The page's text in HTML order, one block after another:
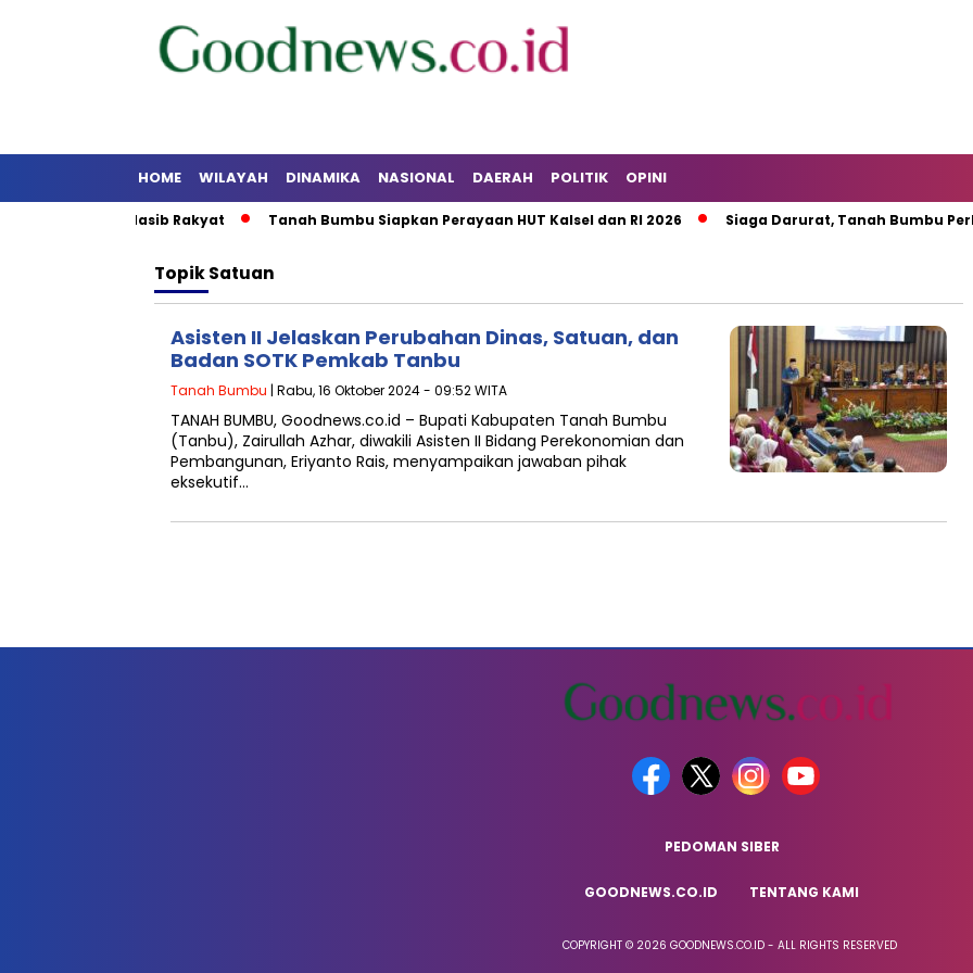
HOME WILAYAH DINAMIKA NASIONAL DAERAH POLITIK OPINI
yang Lupa Nasib Rakyat Tanah Bumbu Siapkan Perayaan HUT Kalsel dan RI 2026 Siaga Darurat, Tanah Bumbu
TopikSatuan
Asisten II Jelaskan Perubahan Dinas, Satuan, dan
Badan SOTK Pemkab Tanbu
Tanah Bumbu | Rabu, 16 Oktober 2024 - 09:52 WITA
TANAH BUMBU, Goodnews.co.id – Bupati Kabupaten Tanah Bumbu
(Tanbu), Zairullah Azhar, diwakili Asisten II Bidang Perekonomian dan
Pembangunan, Eriyanto Rais, menyampaikan jawaban pihak
eksekutif…
PEDOMAN SIBER
GOODNEWS.CO.ID TENTANG KAMI
COPYRIGHT © 2026 GOODNEWS.CO.ID - ALL RIGHTS RESERVED